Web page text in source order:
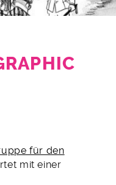
für den
mit einer